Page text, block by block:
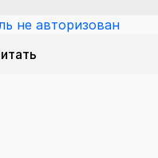
не авторизован